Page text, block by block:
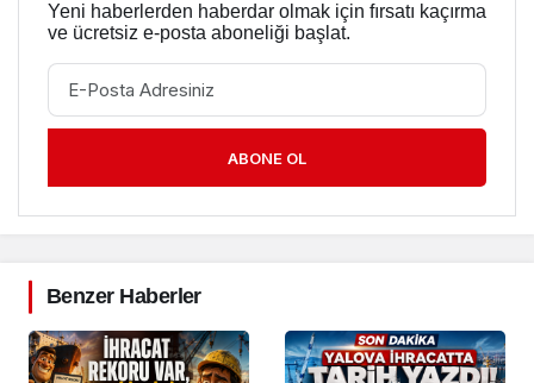
Yeni haberlerden haberdar olmak için fırsatı kaçırma
ve ücretsiz e-posta aboneliği başlat.
ABONE OL
Benzer Haberler